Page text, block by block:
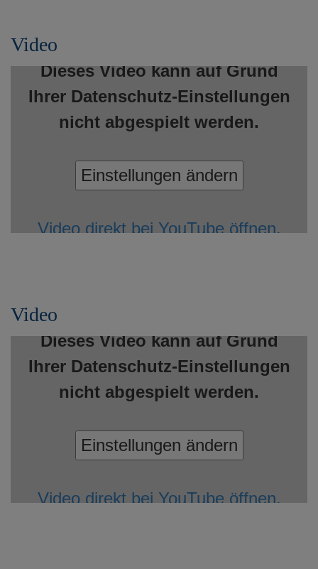
Video
Dieses Video kann auf Grund
Ihrer Datenschutz-Einstellungen
nicht abgespielt werden.
Einstellungen ändern
Video direkt bei YouTube öffnen.
Video
Dieses Video kann auf Grund
Ihrer Datenschutz-Einstellungen
nicht abgespielt werden.
Einstellungen ändern
Video direkt bei YouTube öffnen.